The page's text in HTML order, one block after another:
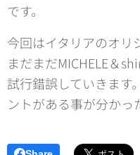
です。
今回はイタリアのオリ
まだまだMICHELE＆
試行錯誤していきます
ントがある事が分かっ